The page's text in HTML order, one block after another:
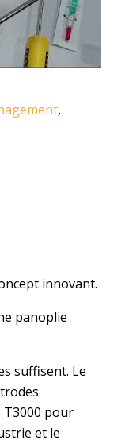
,
innovant.
panoplie
suffisent. Le
T3000 pour
et le